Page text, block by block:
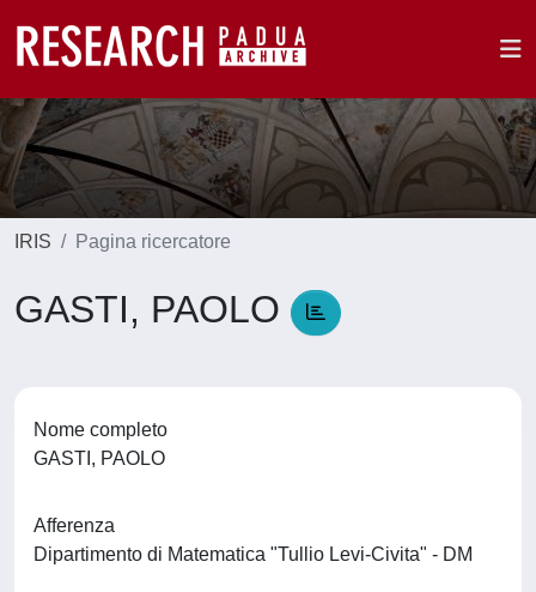
IRIS Pagina ricercatore
GASTI, PAOLO
Nome completo
GASTI, PAOLO
Afferenza
Dipartimento di Matematica "Tullio Levi-Civita" - DM